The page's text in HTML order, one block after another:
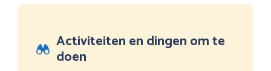
Activiteiten en dingen om te
doen